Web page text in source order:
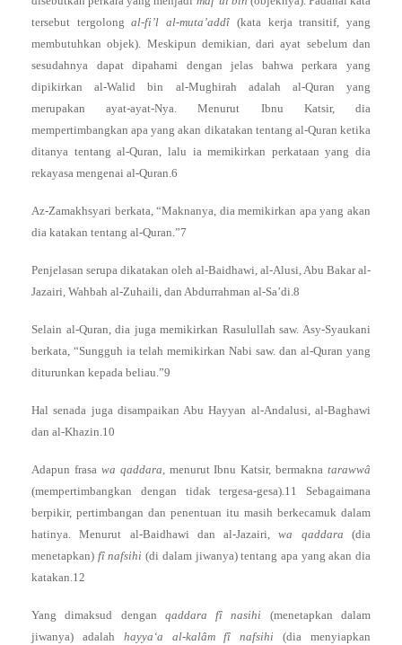
tersebut tergolongal-fi’l al-muta’addî (kata kerja transitif, yang
membutuhkan objek). Meskipun demikian, dari ayat sebelum dan
sesudahnya dapat dipahami dengan jelas bahwa perkara yang
dipikirkan al-Walid bin al-Mughirah adalah al-Quran yang
merupakan ayat-ayat-Nya. Menurut Ibnu Katsir, dia
mempertimbangkan apa yang akan dikatakan tentang al-Quran ketika
ditanya tentang al-Quran, lalu ia memikirkan perkataan yang dia
rekayasa mengenai al-Quran.6
Az-Zamakhsyari berkata, “Maknanya, dia memikirkan apa yang akan
dia katakan tentang al-Quran.”7
Penjelasan serupa dikatakan oleh al-Baidhawi, al-Alusi, Abu Bakar al-
Jazairi, Wahbah al-Zuhaili, dan Abdurrahman al-Sa’di.8
Selain al-Quran, dia juga memikirkan Rasulullah saw. Asy-Syaukani
berkata, “Sungguh ia telah memikirkan Nabi saw. dan al-Quran yang
diturunkan kepada beliau.”9
Hal senada juga disampaikan Abu Hayyan al-Andalusi, al-Baghawi
dan al-Khazin.10
Adapun frasa wa qaddara , menurut Ibnu Katsir, bermakna tarawwâ
(mempertimbangkan dengan tidak tergesa-gesa).11 Sebagaimana
berpikir, pertimbangan dan penentuan itu masih berkecamuk dalam
hatinya. Menurut al-Baidhawi dan al-Jazairi,wa qaddara(dia
menetapkan) fî nafsihi(di dalam jiwanya) tentang apa yang akan dia
katakan.12
Yang dimaksud dengan qaddara fî nasihi (menetapkan dalam
jiwanya) adalah hayya‘a al-kalâm fî nafsihi(dia menyiapkan